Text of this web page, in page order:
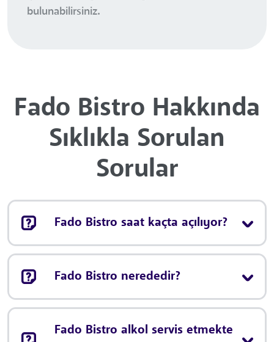
bulunabilirsiniz.
Fado Bistro Hakkında
Sıklıkla Sorulan
Sorular
Fado Bistro saat kaçta açılıyor?
Fado Bistro nerededir?
Fado Bistro alkol servis etmekte